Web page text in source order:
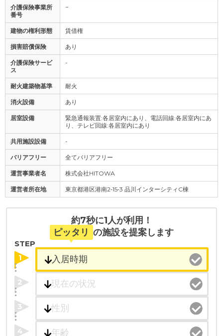
介護保険事業所
番号
−
建物の権利形態 賃借権
損害賠償保険 あり
介護保険サービ
ス
-
耐火建築物基準 耐火
消火設備 あり
居室設備
緊急通報装置:各居室内にあり、電話回線:各居室内にあ
り、テレビ回線:各居室内にあり
共用施設設備 -
バリアフリー 全てバリアフリー
運営事業者名 株式会社HITOWA
運営者所在地 東京都港区港南2‐15‐3 品川インターシティC棟
約7秒に1人が利用！
ピッタリ の施設を提案します
STEP
1
2
3
4